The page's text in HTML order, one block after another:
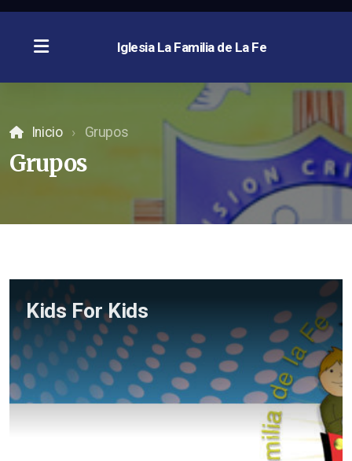
Iglesia La Familia de La Fe
Inicio Grupos
Grupos
Kids For Kids
Kids For Christ
Mujeres Edificando en La Palabra